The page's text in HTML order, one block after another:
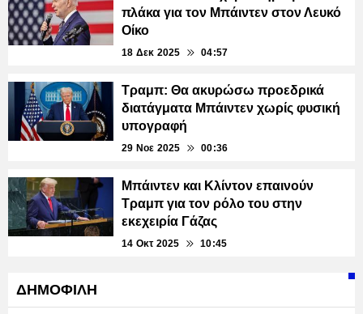
πλάκα για τον Μπάιντεν στον Λευκό
Οίκο
18 Δεκ 2025 04:57
Τραμπ: Θα ακυρώσω προεδρικά
διατάγματα Μπάιντεν χωρίς φυσική
υπογραφή
29 Νοε 2025 00:36
Μπάιντεν και Κλίντον επαινούν
Τραμπ για τον ρόλο του στην
εκεχειρία Γάζας
14 Οκτ 2025 10:45
ΔΗΜΟΦΙΛΗ